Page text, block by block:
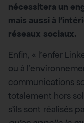
nécessitera un
mais aussi à
réseaux sociaux.
Enfin, « l’enfer
ou à
communications
totalement hors
s’ils sont réalisés